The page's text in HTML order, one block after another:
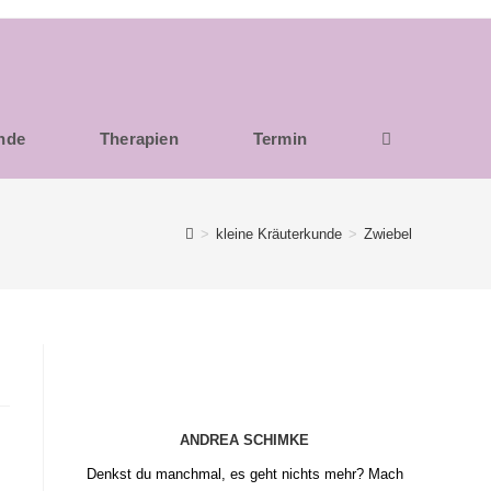
Therapien Termin
> kleine Kräuterkunde > Zwiebel
ANDREA SCHIMKE
Denkst du manchmal, es geht nichts mehr? Mach